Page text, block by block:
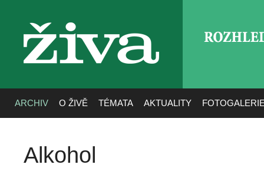
živa
ARCHIV O ŽIVĚ TÉMATA AKTUALITY
Alkohol